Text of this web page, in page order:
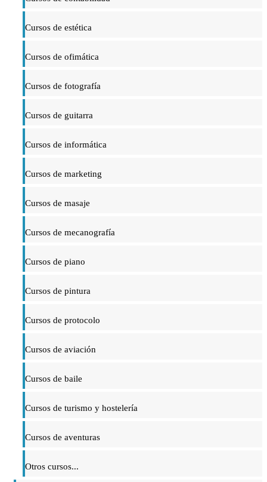
Cursos de estética
Cursos de ofimática
Cursos de fotografía
Cursos de guitarra
Cursos de informática
Cursos de marketing
Cursos de masaje
Cursos de mecanografía
Cursos de piano
Cursos de pintura
Cursos de protocolo
Cursos de aviación
Cursos de baile
Cursos de turismo y hostelería
Cursos de aventuras
Otros cursos...